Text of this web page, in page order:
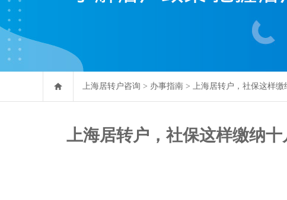
上海居转户咨询 > 办事指南 > 上海居转户，社保这样缴
上海居转户，社保这样缴纳